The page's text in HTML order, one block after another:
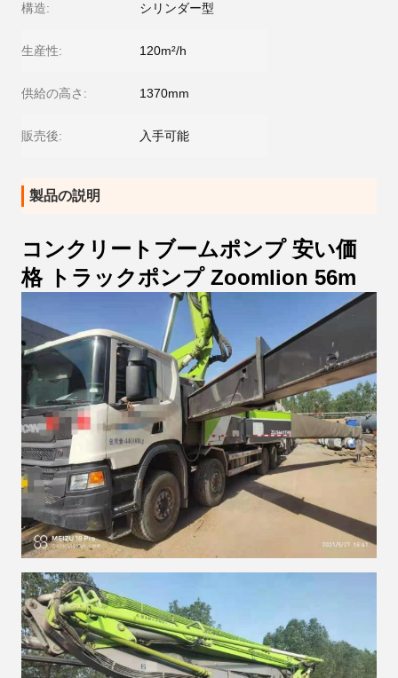
構造: シリンダー型
生産性: 120m²/h
供給の高さ: 1370mm
販売後: 入手可能
製品の説明
コンクリートブームポンプ 安い価
格 トラックポンプ Zoomlion 56m